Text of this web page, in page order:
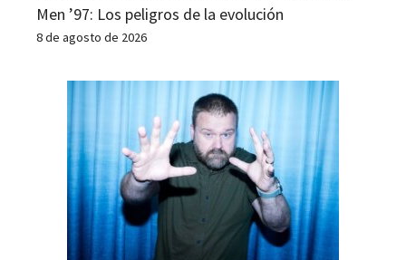
Men ’97: Los peligros de la evolución
8 de agosto de 2026